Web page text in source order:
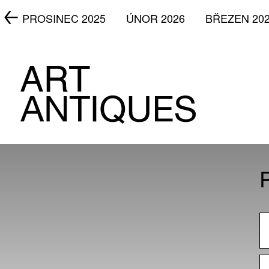
BŘEZEN
ÚNOR 2026
PROSINEC 2025